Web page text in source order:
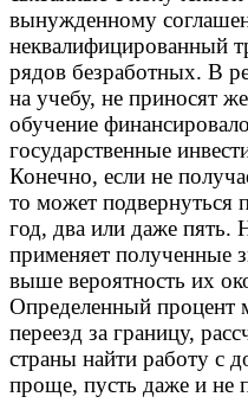
вынужденному
неквалифицированный
рядов безработных. В
на учебу, не приносят
обучение
государственные
Конечно, если не
то может подвернуться
год, два или даже пять.
применяет полученные
выше вероятность их
Определенный процент
переезд за границу,
страны найти работу с
проще, пусть даже и не